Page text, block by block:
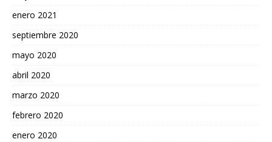
enero 2021
septiembre 2020
mayo 2020
abril 2020
marzo 2020
febrero 2020
enero 2020